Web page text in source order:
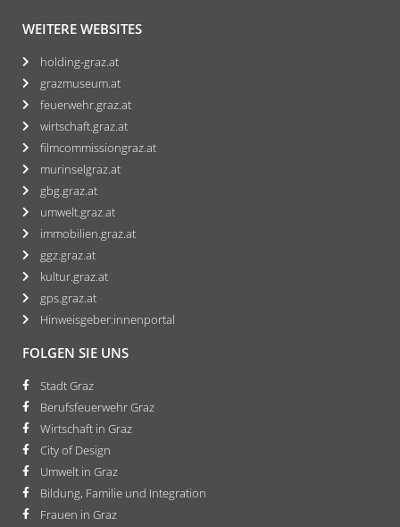
WEITERE WEBSITES
holding-graz.at
grazmuseum.at
feuerwehr.graz.at
wirtschaft.graz.at
filmcommissiongraz.at
murinselgraz.at
gbg.graz.at
umwelt.graz.at
immobilien.graz.at
ggz.graz.at
kultur.graz.at
gps.graz.at
Hinweisgeber:innenportal
FOLGEN SIE UNS
Stadt Graz
Berufsfeuerwehr Graz
Wirtschaft in Graz
City of Design
Umwelt in Graz
Bildung, Familie und Integration
Frauen in Graz